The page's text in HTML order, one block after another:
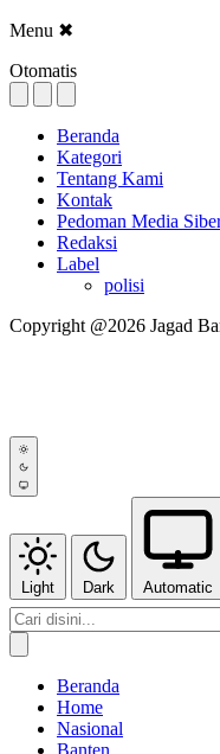
Menu ✖
Otomatis
Beranda
Kategori
Tentang Kami
Kontak
Pedoman Media
Redaksi
Label
polisi
Copyright @2026 Jagad
Light Dark Automatic
Beranda
Home
Nasional
Banten